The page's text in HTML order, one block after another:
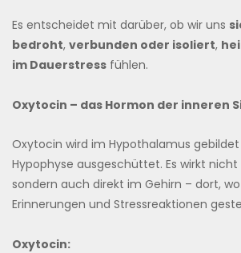
Es entscheidet mit darüber, ob wir uns
bedroht, verbunden oder isoliert,
im Dauerstress fühlen.
Oxytocin – das Hormon der inneren
Oxytocin wird im Hypothalamus
Hypophyse ausgeschüttet. Es wirkt nicht
sondern auch direkt im Gehirn – dort,
Erinnerungen und Stressreaktionen
Oxytocin: